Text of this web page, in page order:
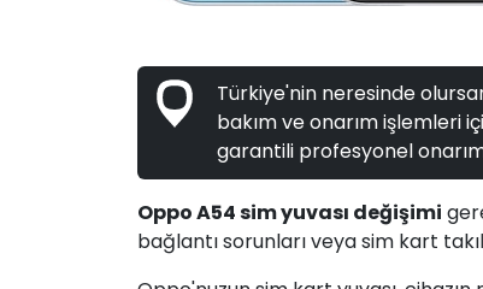
Türkiye'nin neresinde
bakım ve onarım işlemleri
garantili profesyonel
Oppo A54 sim yuvası değişimi
bağlantı sorunları veya sim kart